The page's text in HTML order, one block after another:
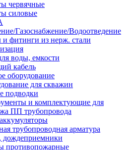
червячные
силовые
Газоснабжение/Водоотведение
и фитинги из нерж. стали
воды, емкости
кабель
оборудование
для скважин
подводки
и комплектующие для
ПП трубопровода
трубопроводная арматура
противопожарные